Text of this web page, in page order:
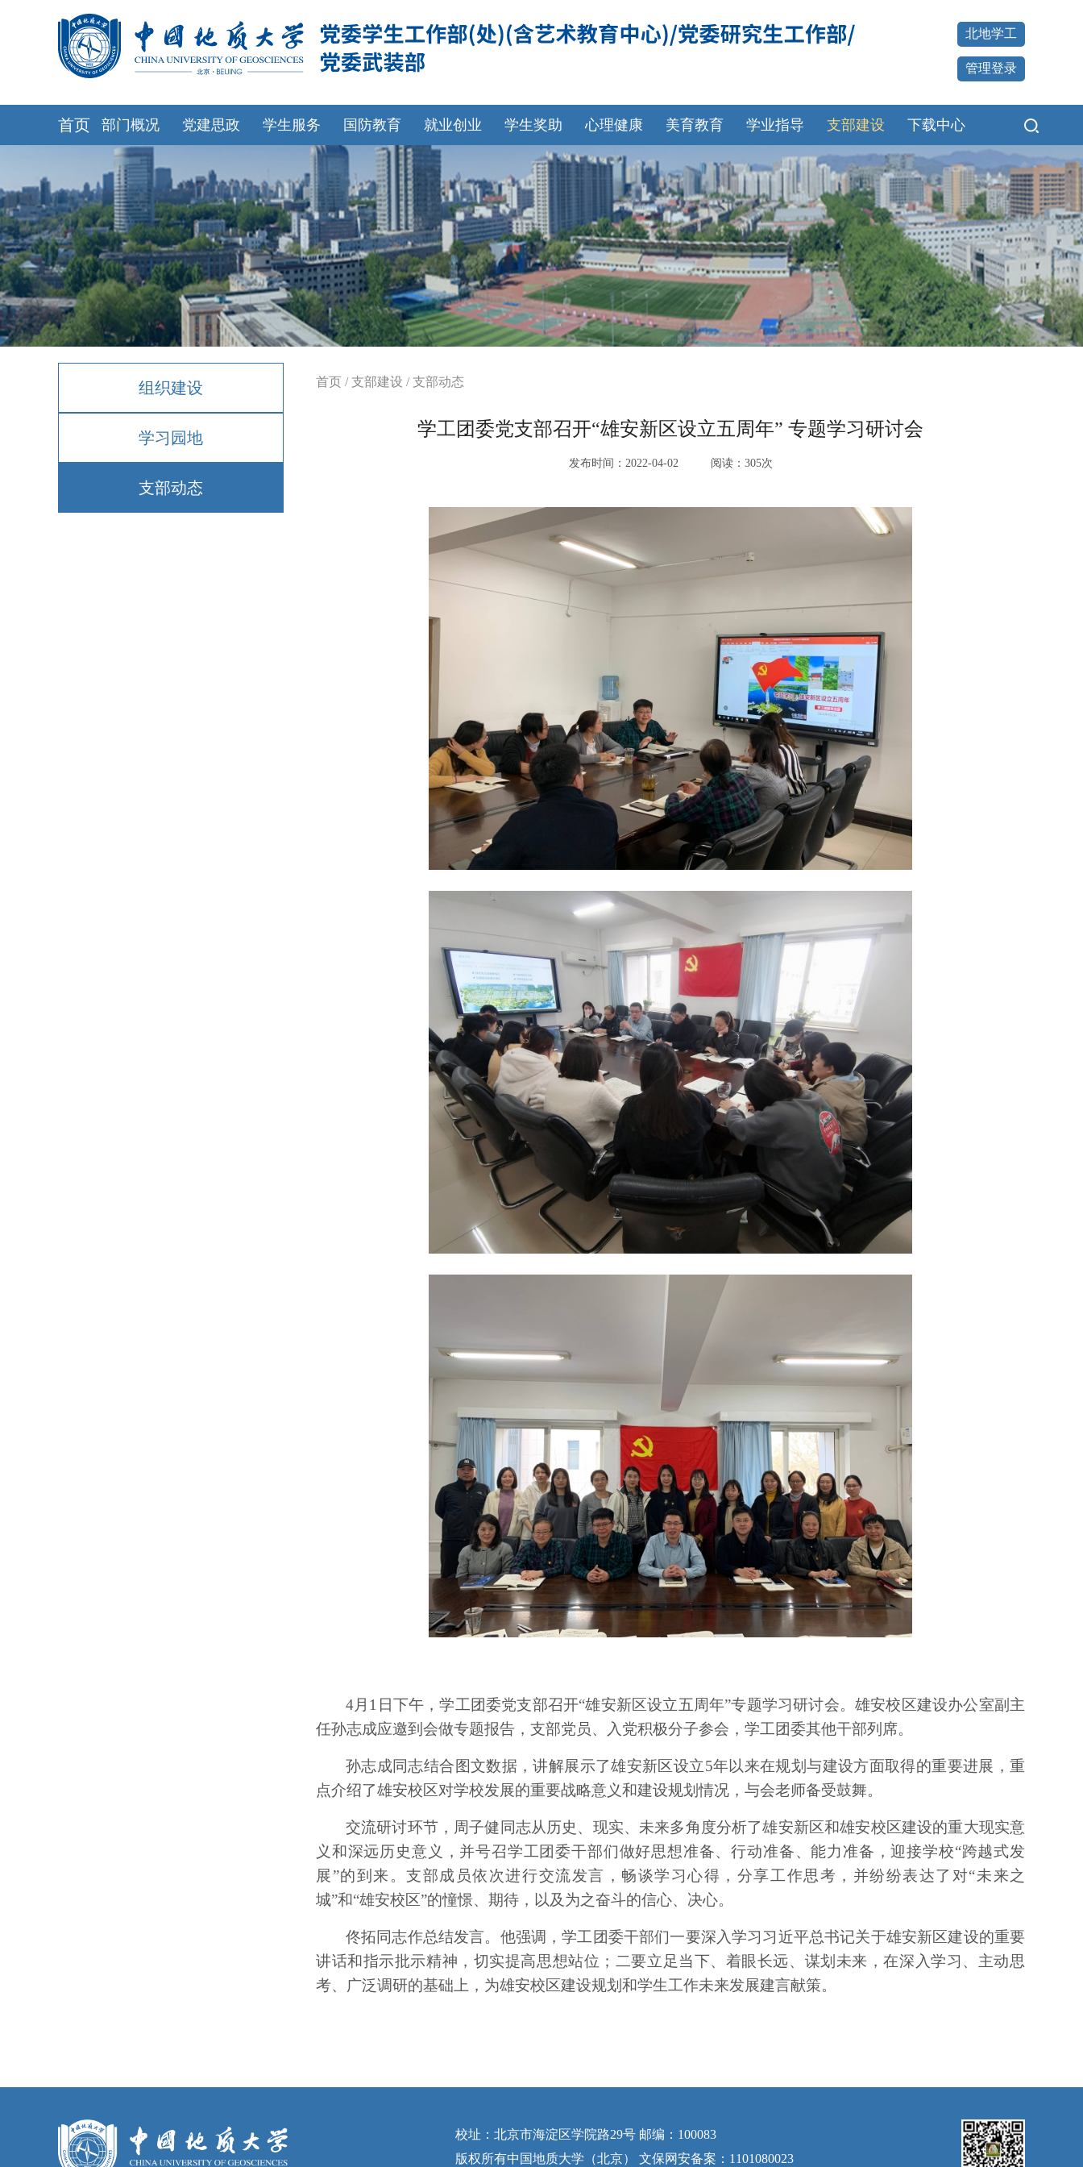
北地学工
管理登录
首页 部门概况 党建思政 学生服务 国防教育 就业创业 学生奖助 心理健康 美育教育 学业指导 支部建设 下载中心
组织建设
学习园地
支部动态
首页 /支部建设 /支部动态
学工团委党支部召开“雄安新区设立五周年” 专题学习研讨会
发布时间：2022-04-02 阅读： 305次
4月1日下午，学工团委党支部召开“雄安新区设立五周年”专题学习研讨会。雄安校区建设办公室副主
任孙志成应邀到会做专题报告， 支部党员、 入党积极分子参会， 学工团委其他干部列席。
孙志成同志结合图文数据，讲解展示了雄安新区设立5年以来在规划与建设方面取得的重要进展，重
点介绍了雄安校区对学校发展的重要战略意义和建设规划情况，与会老师备受鼓舞。
交流研讨环节， 周子健同志从历史、现实、未来多角度分析了雄安新区和雄安校区建设的重大现实意
义和深远历史意义，并号召学工团委干部们做好思想准备、行动准备、能力准备，迎接学校“跨越式发
展”的到来。支部成员依次进行交流发言 ， 畅谈学习心得，分享工作思考，并纷纷表达了对“未来之
城”和“雄安校区”的憧憬、期待，以及为之奋斗的信心、决心。
佟拓同志作总结发言。 他强调 ，学工团委干部们一要深入学习习近平总书记关于雄安新区建设的重要
讲话和指示批示精神， 切实提高思想站位；二要立足当下、着眼长远、谋划未来，在深入学习、主动思
考、广泛调研的基础上，为雄安校区建设规划和学生工作未来发展建言献策。
校址：北京市海淀区学院路29号 邮编：100083
版权所有中国地质大学（北京） 文保网安备案：1101080023